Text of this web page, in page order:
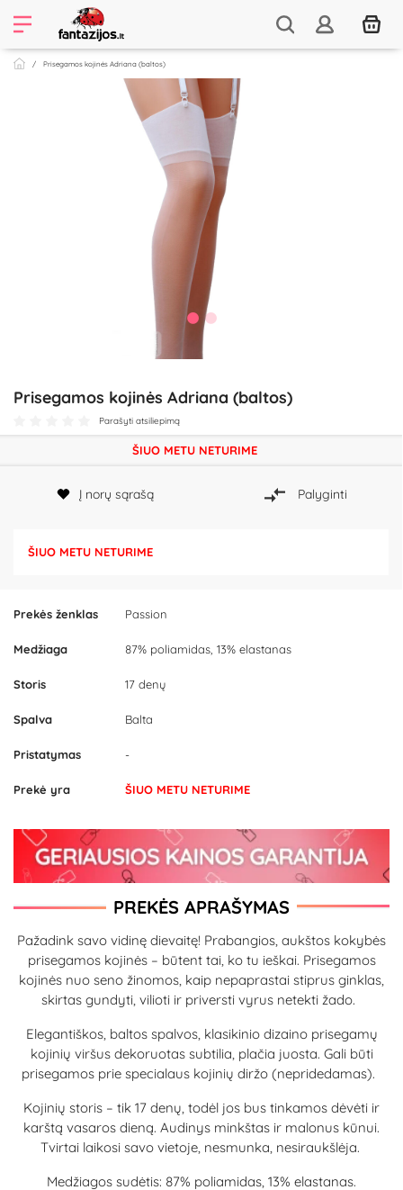
Prisegamos kojinės Adriana (baltos)
Prisegamos kojinės Adriana (baltos)
Parašyti atsiliepimą
Prekės ženklas Passion
Medžiaga 87% poliamidas, 13% elastanas
Storis 17 denų
Spalva Balta
Pristatymas -
Prekė yra ŠIUO METU NETURIME
ŠIUO METU NETURIME
Į norų sąrašą Palyginti
ŠIUO METU NETURIME
PREKĖS APRAŠYMAS
Pažadink savo vidinę dievaitę! Prabangios, aukštos kokybės
prisegamos kojinės – būtent tai, ko tu ieškai. Prisegamos
kojinės nuo seno žinomos, kaip nepaprastai stiprus ginklas,
skirtas gundyti, vilioti ir priversti vyrus netekti žado.
Elegantiškos, baltos spalvos, klasikinio dizaino prisegamų
kojinių viršus dekoruotas subtilia, plačia juosta. Gali būti
prisegamos prie specialaus kojinių diržo (nepridedamas).
Kojinių storis – tik 17 denų, todėl jos bus tinkamos dėvėti ir
karštą vasaros dieną. Audinys minkštas ir malonus kūnui.
Tvirtai laikosi savo vietoje, nesmunka, nesiraukšlėja.
Medžiagos sudėtis: 87% poliamidas, 13% elastanas.